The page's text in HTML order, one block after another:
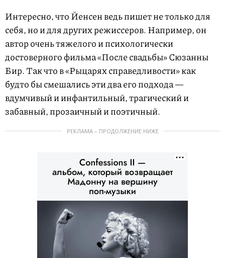
Интересно, что Йенсен ведь пишет не только для
себя, но и для других режиссеров. Например, он
автор очень тяжелого и психологически
достоверного фильма «После свадьбы» Сюзанны
Бир. Так что в «Рыцарях справедливости» как
будто бы смешались эти два его подхода —
вдумчивый и инфантильный, трагический и
забавный, прозаичный и поэтичный.
РЕКЛАМА – ПРОДОЛЖЕНИЕ НИЖЕ